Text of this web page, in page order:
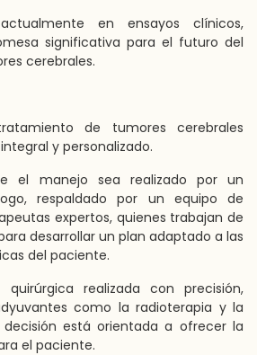
en ensayos clínicos,
significativa para el futuro del
cerebrales.
de tumores cerebrales
y personalizado.
el manejo sea realizado por un
respaldado por un equipo de
expertos, quienes trabajan de
desarrollar un plan adaptado a las
del paciente.
realizada con precisión,
como la radioterapia y la
está orientada a ofrecer la
el paciente.